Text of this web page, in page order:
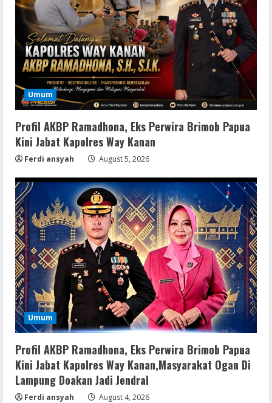
Umum
Profil AKBP Ramadhona, Eks Perwira Brimob Papua
Kini Jabat Kapolres Way Kanan
Ferdi ansyah August 5, 2026
Umum
Profil AKBP Ramadhona, Eks Perwira Brimob Papua
Kini Jabat Kapolres Way Kanan,Masyarakat Ogan Di
Lampung Doakan Jadi Jendral
Ferdi ansyah
August 4, 2026
2
FL Studio Portable + License Key
[Patch] (x86x64) Stable Unlimited
August 7, 2026
3
Remux
Coyote vs. Acme 2026 Pre-DVDRip
2160𝚙 AVC
August 7, 2026
4
Serialers
MATLAB R2024b Crack exe [Full] x64
Bypass
August 7, 2026